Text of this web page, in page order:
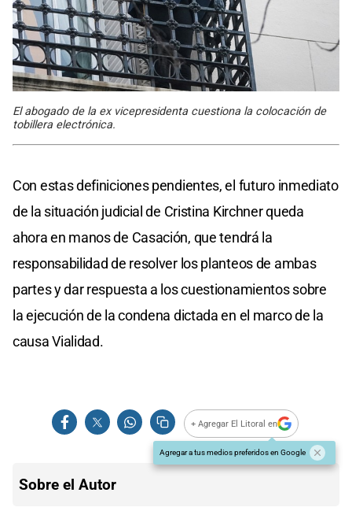
El abogado de la ex vicepresidenta cuestiona la colocación de
tobillera electrónica.
Con estas definiciones pendientes, el futuro inmediato
de la situación judicial de Cristina Kirchner queda
ahora en manos de Casación, que tendrá la
responsabilidad de resolver los planteos de ambas
partes y dar respuesta a los cuestionamientos sobre
la ejecución de la condena dictada en el marco de la
causa Vialidad.
+ Agregar El Litoral en
Agregar a tus medios preferidos en Google
Sobre el Autor